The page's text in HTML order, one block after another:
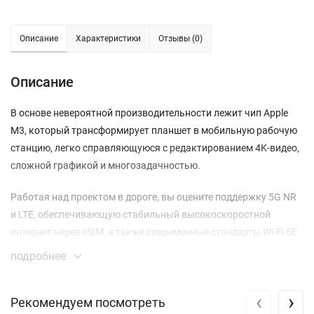
Описание Характеристики Отзывы (0)
Описание
В основе невероятной производительности лежит чип Apple
M3, который трансформирует планшет в мобильную рабочую
станцию, легко справляющуюся с редактированием 4K-видео,
сложной графикой и многозадачностью.
Работая над проектом в дороге, вы оцените поддержку 5G NR
и LTE, обеспечивающую стабильный высокоскоростной
интернет через eSIM, а также современные стандарты Wi-Fi 6E
и Bluetooth 5.3 для безупречного подключения периферии.
Retina с технологией True Tone и антибликовым покрытием
подробнее
Рекомендуем посмотреть ‹ ›